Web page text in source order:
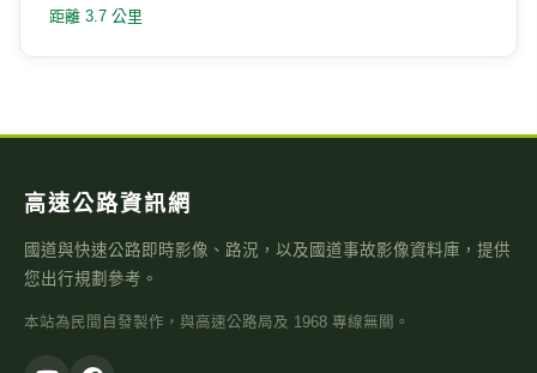
距離 3.7 公里
高速公路資訊網
國道與快速公路即時影像、路況，以及國道事故影像資料庫，提供
您出行規劃參考。
本站為民間自發製作，與高速公路局及 1968 專線無關。